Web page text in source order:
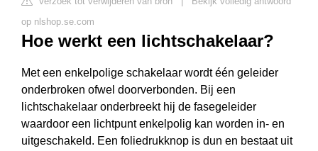
op nlshop.se.com
Hoe werkt een lichtschakelaar?
Met een enkelpolige schakelaar wordt één geleider
onderbroken ofwel doorverbonden. Bij een
lichtschakelaar onderbreekt hij de fasegeleider
waardoor een lichtpunt enkelpolig kan worden in- en
uitgeschakeld. Een foliedrukknop is dun en bestaat uit